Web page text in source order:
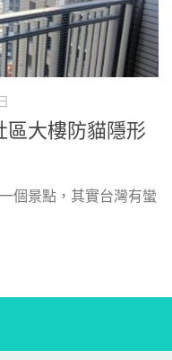
區大樓防貓隱形
個景點，其實台灣有蠻